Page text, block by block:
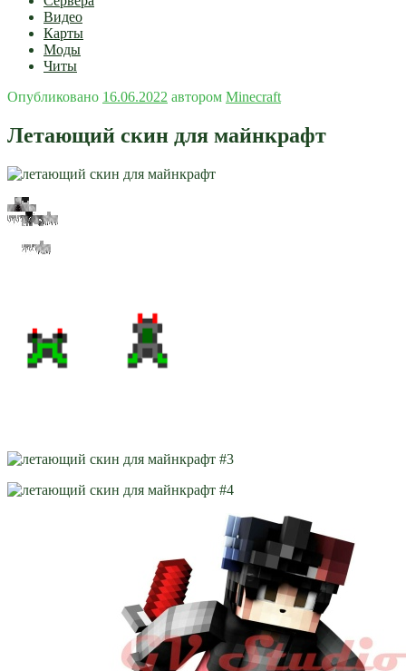
Видео
Карты
Моды
Читы
Опубликовано 16.06.2022 автором Minecraft
Летающий скин для майнкрафт